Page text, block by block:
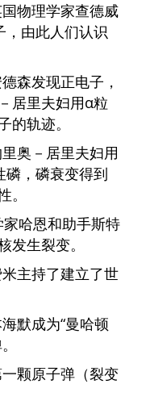
物理学家查德威
，由此人们认识
森发现正电子，
居里夫妇用α粒
的轨迹。
奥－居里夫妇用
磷，磷衰变得到
哈恩和助手斯特
发生裂变。
主持了建立了世
默成为“曼哈顿
颗原子弹（裂变